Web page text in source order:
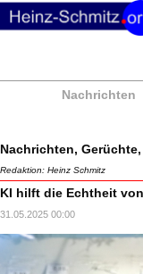
Nachrichten
Nachrichten,
Redaktion: Heinz Schmitz
KI hilft die Echtheit
31.05.2025 00:00